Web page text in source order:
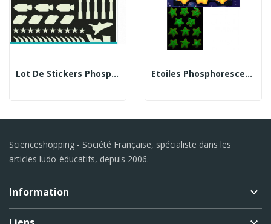
Lot De Stickers Phosphorescents - Thème Engins... Etoiles Phosphorescentes En Relief
Scienceshopping - Société Française, spécialiste dans les
articles ludo-éducatifs, depuis 2006.
Information keyboard_arrow_down